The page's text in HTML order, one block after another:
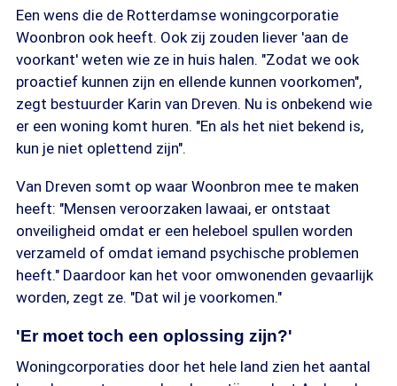
Een wens die de Rotterdamse woningcorporatie
Woonbron ook heeft. Ook zij zouden liever 'aan de
voorkant' weten wie ze in huis halen. "Zodat we ook
proactief kunnen zijn en ellende kunnen voorkomen",
zegt bestuurder Karin van Dreven. Nu is onbekend wie
er een woning komt huren. "En als het niet bekend is,
kun je niet oplettend zijn".
Van Dreven somt op waar Woonbron mee te maken
heeft: "Mensen veroorzaken lawaai, er ontstaat
onveiligheid omdat er een heleboel spullen worden
verzameld of omdat iemand psychische problemen
heeft." Daardoor kan het voor omwonenden gevaarlijk
worden, zegt ze. "Dat wil je voorkomen."
'Er moet toch een oplossing zijn?'
Woningcorporaties door het hele land zien het aantal